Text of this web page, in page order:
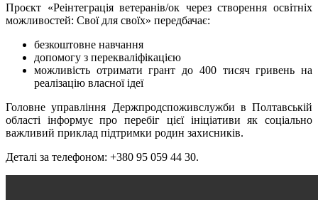
Проєкт «Реінтеграція ветеранів/ок через створення освітніх
можливостей: Свої для своїх» передбачає:
безкоштовне навчання
допомогу з перекваліфікацією
можливість отримати грант до 400 тисяч гривень на
реалізацію власної ідеї
Головне управління Держпродспоживслужби в Полтавській
області інформує про перебіг цієї ініціативи як соціально
важливий приклад підтримки родин захисників.
Деталі за телефоном: +380 95 059 44 30.